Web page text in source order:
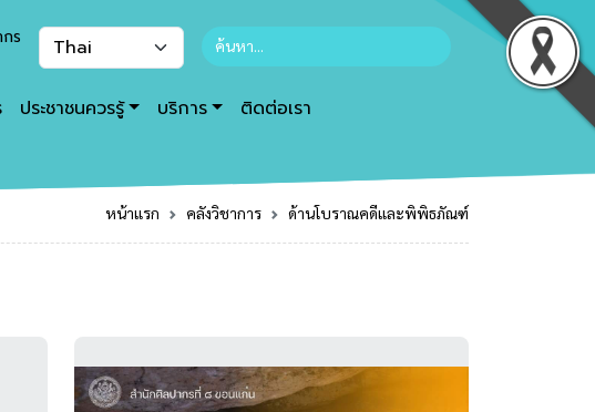
ร
ประชาชนควรรู้ บริการ ติดต่อเรา
หน้าแรก คลังวิชาการ ด้านโบราณคดีและพิพิธภัณฑ์